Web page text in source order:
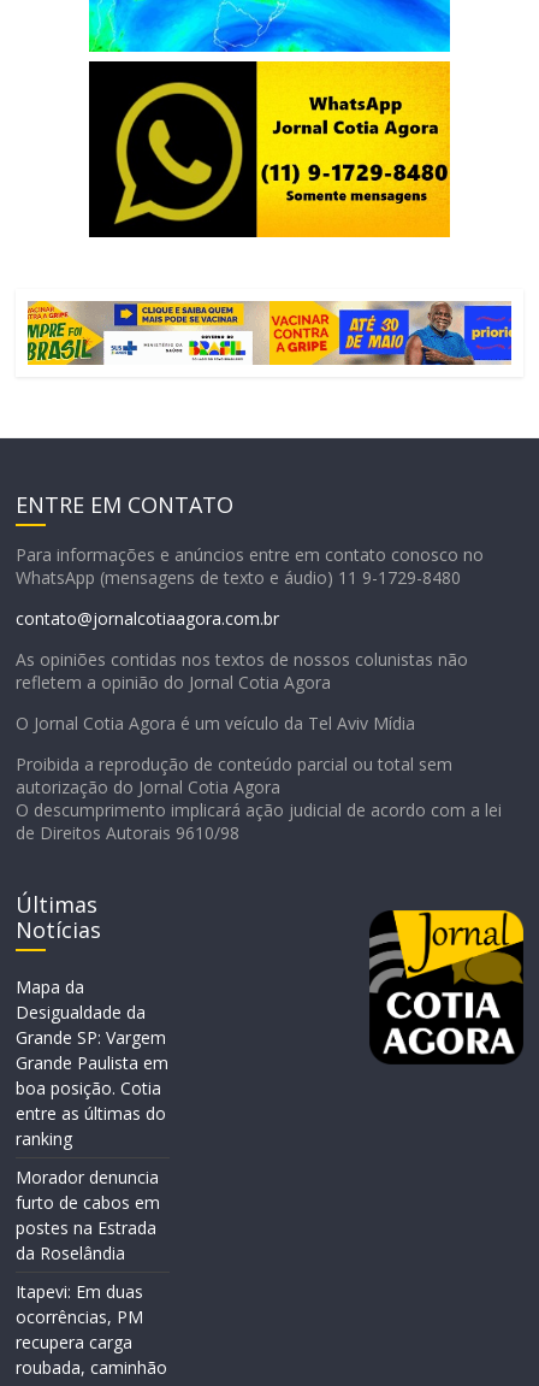
ENTRE EM CONTATO
Para informações e anúncios entre em contato conosco no
WhatsApp (mensagens de texto e áudio) 11 9-1729-8480
contato@jornalcotiaagora.com.br
As opiniões contidas nos textos de nossos colunistas não
refletem a opinião do Jornal Cotia Agora
O Jornal Cotia Agora é um veículo da Tel Aviv Mídia
Proibida a reprodução de conteúdo parcial ou total sem
autorização do Jornal Cotia Agora
O descumprimento implicará ação judicial de acordo com a lei
de Direitos Autorais 9610/98
Últimas
Notícias
Mapa da
Desigualdade da
Grande SP: Vargem
Grande Paulista em
boa posição. Cotia
entre as últimas do
ranking
Morador denuncia
furto de cabos em
postes na Estrada
da Roselândia
Itapevi: Em duas
ocorrências, PM
recupera carga
roubada, caminhão